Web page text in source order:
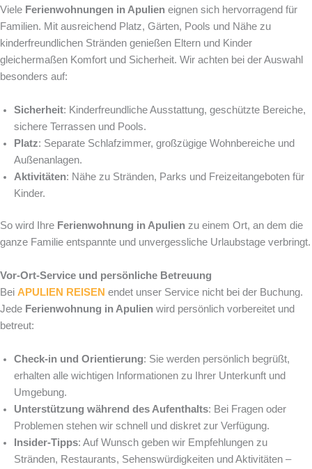
Viele Ferienwohnungen in Apulien eignen sich hervorragend für
Familien. Mit ausreichend Platz, Gärten, Pools und Nähe zu
kinderfreundlichen Stränden genießen Eltern und Kinder
gleichermaßen Komfort und Sicherheit. Wir achten bei der Auswahl
besonders auf:
Sicherheit: Kinderfreundliche Ausstattung, geschützte Bereiche,
sichere Terrassen und Pools.
Platz: Separate Schlafzimmer, großzügige Wohnbereiche und
Außenanlagen.
Aktivitäten: Nähe zu Stränden, Parks und Freizeitangeboten für
Kinder.
So wird Ihre Ferienwohnung in Apulien zu einem Ort, an dem die
ganze Familie entspannte und unvergessliche Urlaubstage verbringt.
Vor-Ort-Service und persönliche Betreuung
Bei APULIEN REISEN endet unser Service nicht bei der Buchung.
Jede Ferienwohnung in Apulien wird persönlich vorbereitet und
betreut:
Check-in und Orientierung: Sie werden persönlich begrüßt,
erhalten alle wichtigen Informationen zu Ihrer Unterkunft und
Umgebung.
Unterstützung während des Aufenthalts: Bei Fragen oder
Problemen stehen wir schnell und diskret zur Verfügung.
Insider-Tipps: Auf Wunsch geben wir Empfehlungen zu
Stränden, Restaurants, Sehenswürdigkeiten und Aktivitäten –